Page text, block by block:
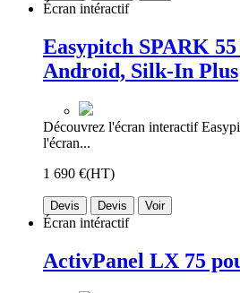
Écran intéractif
Easypitch SPARK
Android, Silk-In Plus
Découvrez l'écran interactif
l'écran...
1 690 €(HT)
Devis Devis Voir
Écran intéractif
ActivPanel LX 75